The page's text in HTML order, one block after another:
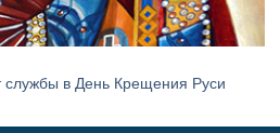
службы в День Крещения Руси